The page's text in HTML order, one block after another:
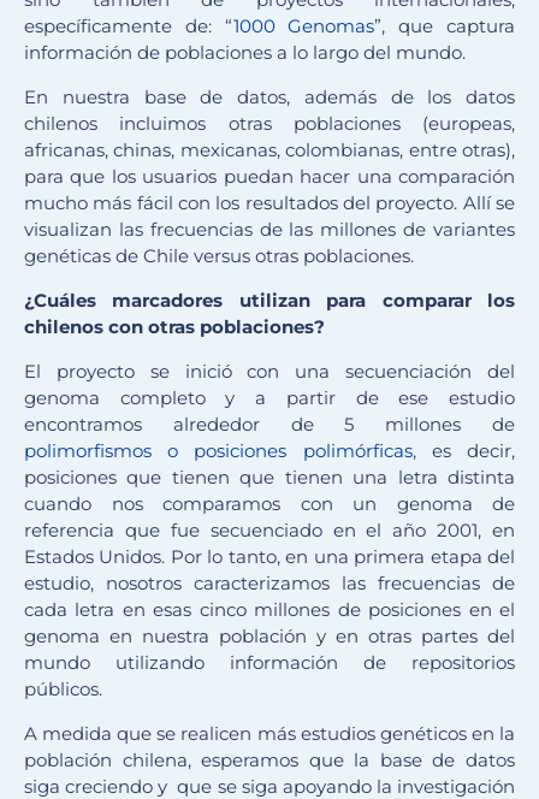
específicamente de: “1000 Genomas”, que captura
información de poblaciones a lo largo del mundo.
En nuestra base de datos, además de los datos
chilenos incluimos otras poblaciones (europeas,
africanas, chinas, mexicanas, colombianas, entre otras),
para que los usuarios puedan hacer una comparación
mucho más fácil con los resultados del proyecto. Allí se
visualizan las frecuencias de las millones de variantes
genéticas de Chile versus otras poblaciones.
¿Cuáles marcadores utilizan para comparar los
chilenos con otras poblaciones?
El proyecto se inició con una secuenciación del
genoma completo y a partir de ese estudio
encontramos alrededor de 5 millones de
polimorfismos o posiciones polimórficas, es decir,
posiciones que tienen que tienen una letra distinta
cuando nos comparamos con un genoma de
referencia que fue secuenciado en el año 2001, en
Estados Unidos. Por lo tanto, en una primera etapa del
estudio, nosotros caracterizamos las frecuencias de
cada letra en esas cinco millones de posiciones en el
genoma en nuestra población y en otras partes del
mundo utilizando información de repositorios
públicos.
A medida que se realicen más estudios genéticos en la
población chilena, esperamos que la base de datos
siga creciendo y que se siga apoyando la investigación